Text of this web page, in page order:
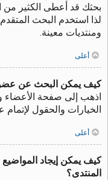
بحثك قد أعطى الكثير من
لذا استخدم البحث
ومنتديات معينة.
أعلى
كيف يمكن البحث عن
اذهب إلى صفحة
الخيارات والحقول لإتمام
أعلى
كيف يمكن إيجاد
المنتدى؟